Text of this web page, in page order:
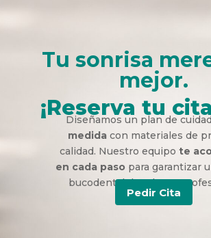
Tu sonrisa
mejor.
¡Reserva tu
Diseñamos un plan de
medida con materiales de
calidad. Nuestro equipo te
en cada paso para garantizar
bucodental duradera y
Pedir Cita